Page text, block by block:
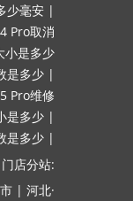
少毫安 |
Pro取消
小是多少
是多少 |
Pro维修
是多少 |
是多少 |
门店分站:
| 河北·